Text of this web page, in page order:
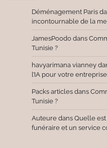
Déménagement Paris
incontournable de la
JamesPoodo dans
Tunisie ?
havyarimana vianney
l’IA pour votre entreprise
Packs articles dans
Tunisie ?
Auteure dans Quelle
funéraire et un service